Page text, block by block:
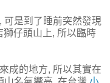
可是到了睡前突然發現
仔頭山上, 所以臨時
成的地方, 所以其實在